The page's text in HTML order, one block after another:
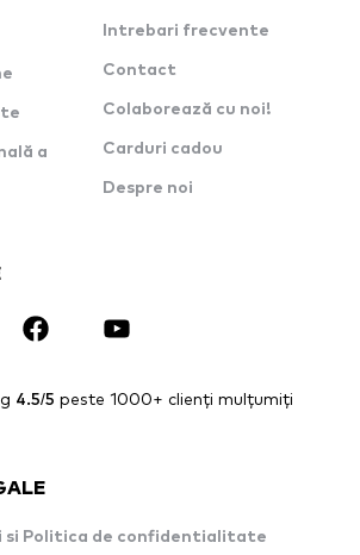
a
Intrebari frecvente
Contact
Colaborează cu noi!
Carduri cadou
Despre noi
4.5/5 peste 1000+ clienți mulțumiți
si Politica de confidentialitate